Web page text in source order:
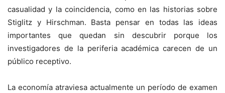
casualidad y la coincidencia, como en las historias sobre
Stiglitz y Hirschman. Basta pensar en todas las ideas
importantes que quedan sin descubrir porque los
investigadores de la periferia académica carecen de un
público receptivo.
La economía atraviesa actualmente un período de examen